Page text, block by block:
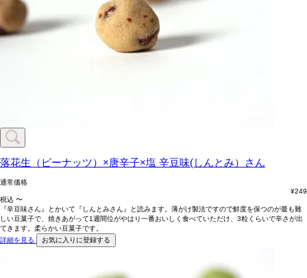
落花生（ピーナッツ）×唐辛子×塩 辛豆味(しんとみ）さん
通常価格
¥249
税込 〜
『辛豆味さん』とかいて『しんとみさん』と読みます。薄がけ製法ですので鮮度を保つのが最も難
しい豆菓子で、焼きあがって1週間位がやはり一番おいしく食べていただけ、3粒くらいで辛さが出
てきます。柔らかい豆菓子です。
詳細を見る
お気に入りに登録する